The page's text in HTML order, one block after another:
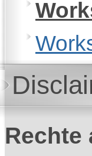
Rechte